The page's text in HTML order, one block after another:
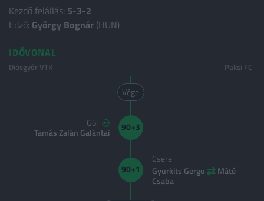
Kezdő felállás: 5-3-2
Edző: György Bognár (HUN)
IDŐVONAL
Diósgyőr VTK Paksi FC
Vége
Gól
Tamás Zalán Galántai
90+3
90+1
Csere
Gyurkits Gergo ⇄ Máté
Csaba